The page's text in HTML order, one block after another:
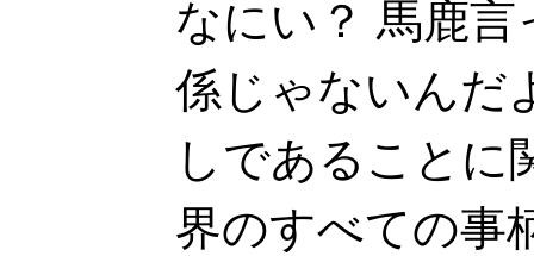
なにい？ 馬鹿
係じゃないんだ
しであることに
界のすべての事